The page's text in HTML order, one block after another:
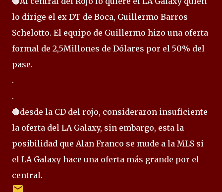
lo dirige el ex DT de Boca, Guillermo Barros
Schelotto. El equipo de Guillermo hizo una oferta
formal de 2,5Millones de Dólares por el 50% del
pase.
.
.
🔴desde la CD del rojo, consideraron insuficiente
la oferta del LA Galaxy, sin embargo, esta la
posibilidad que Alan Franco se mude a la MLS si
el LA Galaxy hace una oferta más grande por el
central.